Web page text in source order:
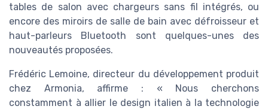
tables de salon avec chargeurs sans fil intégrés, ou
encore des miroirs de salle de bain avec défroisseur et
haut-parleurs Bluetooth sont quelques-unes des
nouveautés proposées.
Frédéric Lemoine, directeur du développement produit
chez Armonia, affirme : « Nous cherchons
constamment à allier le design italien à la technologie